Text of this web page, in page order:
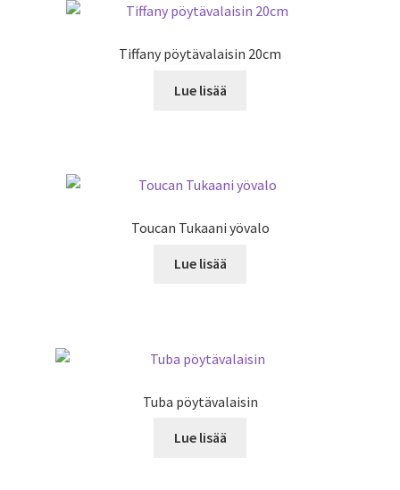
Tiffany pöytävalaisin 20cm
Lue lisää
Toucan Tukaani yövalo
Lue lisää
Tuba pöytävalaisin
Lue lisää